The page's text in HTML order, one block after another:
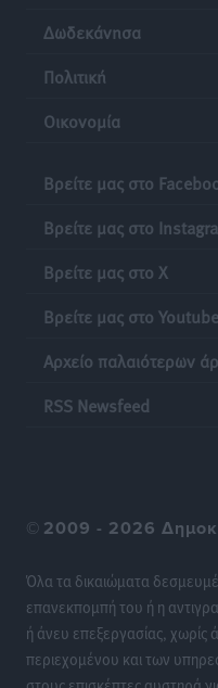
Δωδεκάνησα
Πολιτική
Οικονομία
Βρείτε μας στο
Βρείτε μας στο
Βρείτε μας στο X
Βρείτε μας στο Youtube
Αρχείο παλαιότερων
RSS Newsfeed
© 2009 - 2026
Όλα τα δικαιώματα
επανεκπομπή του ή η
ή άνευ επεξεργασίας, χωρίς
περιεχομένου και των